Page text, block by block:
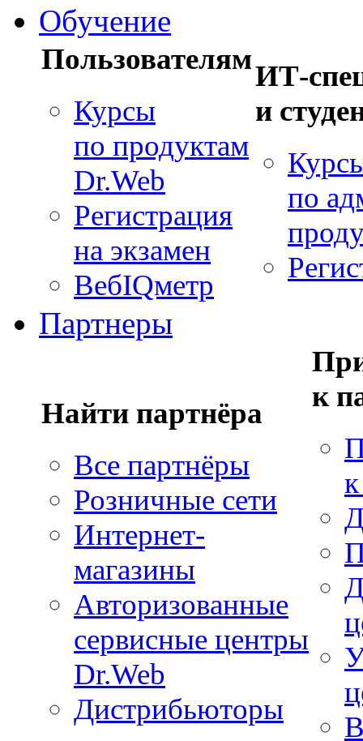
Обучение
Пользователям
Курсы
по продуктам
Dr.Web
Регистрация
на экзамен
ВебIQметр
ИТ-
и
по
Партнеры
Найти партнёра
Все партнёры
Розничные сети
Интернет-
магазины
Авторизованные
сервисные центры
Dr.Web
Дистрибьюторы
к